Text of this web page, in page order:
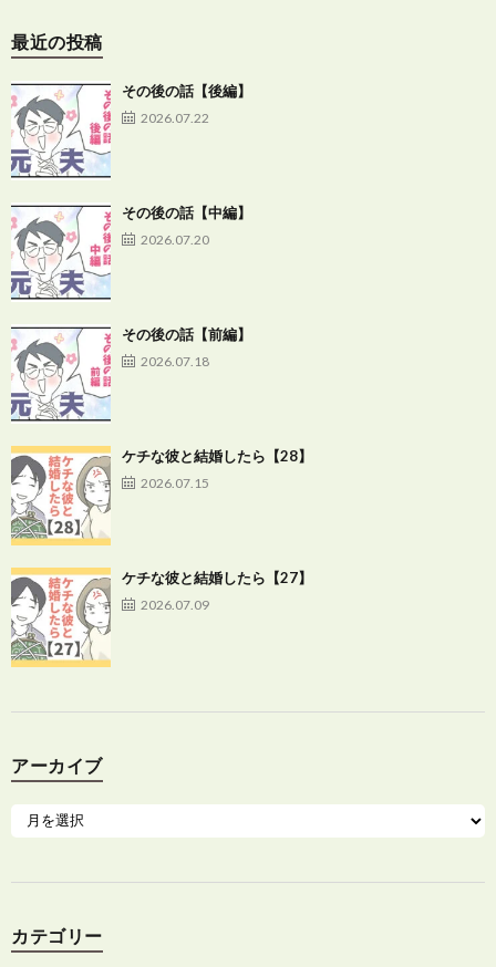
最近の投稿
その後の話【後編】
2026.07.22
その後の話【中編】
2026.07.20
その後の話【前編】
2026.07.18
ケチな彼と結婚したら【28】
2026.07.15
ケチな彼と結婚したら【27】
2026.07.09
アーカイブ
カテゴリー